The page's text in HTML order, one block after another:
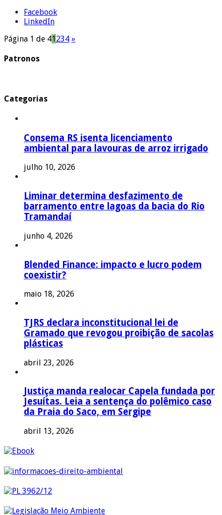
Facebook
LinkedIn
Página 1 de 41234 »
Patronos
Categorias
Consema RS isenta licenciamento
ambiental para lavouras de arroz irrigado
julho 10, 2026
Liminar determina desfazimento de
barramento entre lagoas da bacia do Rio
Tramandaí
junho 4, 2026
Blended Finance: impacto e lucro podem
coexistir?
maio 18, 2026
TJRS declara inconstitucional lei de
Gramado que revogou proibição de sacolas
plásticas
abril 23, 2026
Justiça manda realocar Capela fundada por
Jesuítas. Leia a sentença do polêmico caso
da Praia do Saco, em Sergipe
abril 13, 2026